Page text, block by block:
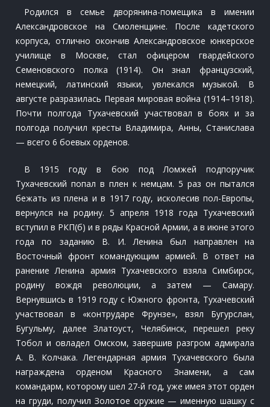
Родился в семье дворянина-помещика в имении
Александровское на Смоленщине. После кадетского
корпуса, отлично окончив Александровское юнкерское
училище в Москве, стал офицером гвардейского
Семеновского полка (1914). Он знал французский,
немецкий, латинский языки, увлекался музыкой. В
августе разразилась Первая мировая война (1914–1918).
Почти полгода Тухачевский участвовал в боях и за
полгода получил кресты Владимира, Анны, Станислава
— всего 6 боевых орденов.
В 1915 году в бою под Ломжей подпоручик
Тухачевский попал в плен к немцам. 5 раз он пытался
бежать из плена и в 1917 году, исколесив пол-Европы,
вернулся на родину. 5 апреля 1918 года Тухачевский
вступил в РКП(б) и в ряды Красной Армии, а в июне этого
года по заданию В. И. Ленина был направлен на
Восточный фронт командующим армией. В ответ на
ранение Ленина армия Тухачевского взяла Симбирск,
родину вождя революции, а затем — Самару.
Вернувшись в 1919 году с Южного фронта, Тухачевский
участвовал в «контрударе Фрунзе», взял Бугурслан,
Бугульму, далее Златоуст, Челябинск, перешел реку
Тобол и овладел Омском, завершив разгром адмирала
А. В. Колчака. Легендарная армия Тухачевского была
награждена орденом Красного Знамени, а сам
командарм, которому шел 27-й год, уже имея этот орден
на груди, получил Золотое оружие — именную шашку с